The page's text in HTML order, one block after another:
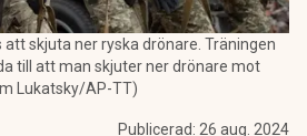
skjuta ner ryska drönare. Träningen
till att man skjuter ner drönare mot
Lukatsky/AP-TT)
Publicerad: 26 aug. 2024